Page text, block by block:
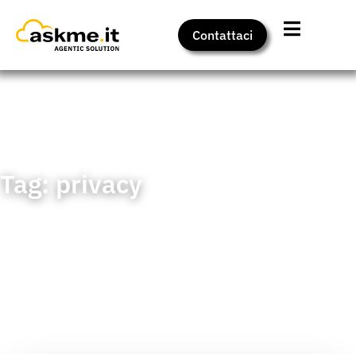
Contattaci
Tag: privacy